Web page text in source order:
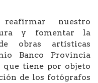
nuestro
y fomentar la
obras artísticas
Banco Provincia
que tiene por objeto
de los fotógrafos